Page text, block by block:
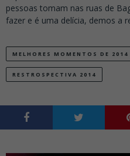
pessoas tomam nas ruas de
fazer e é uma delícia, demos a
MELHORES MOMENTOS DE 2014
RESTROSPECTIVA 2014